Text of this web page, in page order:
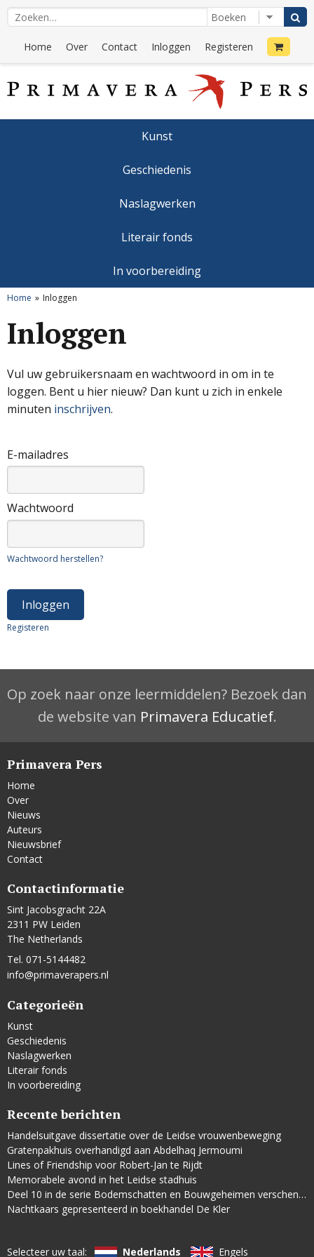
Home Over Contact Inloggen Registeren
Kunst
Geschiedenis
Naslagwerken
Literair fonds
In voorbereiding
Home Inloggen
Inloggen
Vul uw gebruikersnaam en wachtwoord in om in te
loggen. Bent u hier nieuw? Dan kunt u zich in enkele
minuten inschrijven.
E-mailadres
Wachtwoord
Wachtwoord herstellen?
Registeren
Op zoek naar onze leermiddelen? Bezoek dan
de website van Primavera Educatief.
Primavera Pers
Home
Over
Nieuws
Auteurs
Nieuwsbrief
Contact
Contactinformatie
Sint Jacobsgracht 22A
2311 PW Leiden
The Netherlands
Tel. 071-5144482
info@primaverapers.nl
Categorieën
Kunst
Geschiedenis
Naslagwerken
Literair fonds
In voorbereiding
Recente berichten
Handelsuitgave dissertatie over de Leidse vrouwenbeweging
Gratenpakhuis overhandigd aan Abdelhaq Jermoumi
Lines of Friendship voor Robert-Jan te Rijdt
Memorabele avond in het Leidse stadhuis
Deel 10 in de serie Bodemschatten en Bouwgeheimen verschenen
Nachtkaars gepresenteerd in boekhandel De Kler
Selecteer uw taal: Nederlands Engels